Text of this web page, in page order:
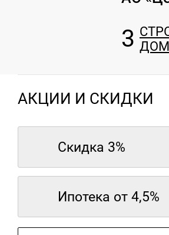
3
АКЦИИ И СКИДКИ
Скидка 3%
Ипотека от 4,5%